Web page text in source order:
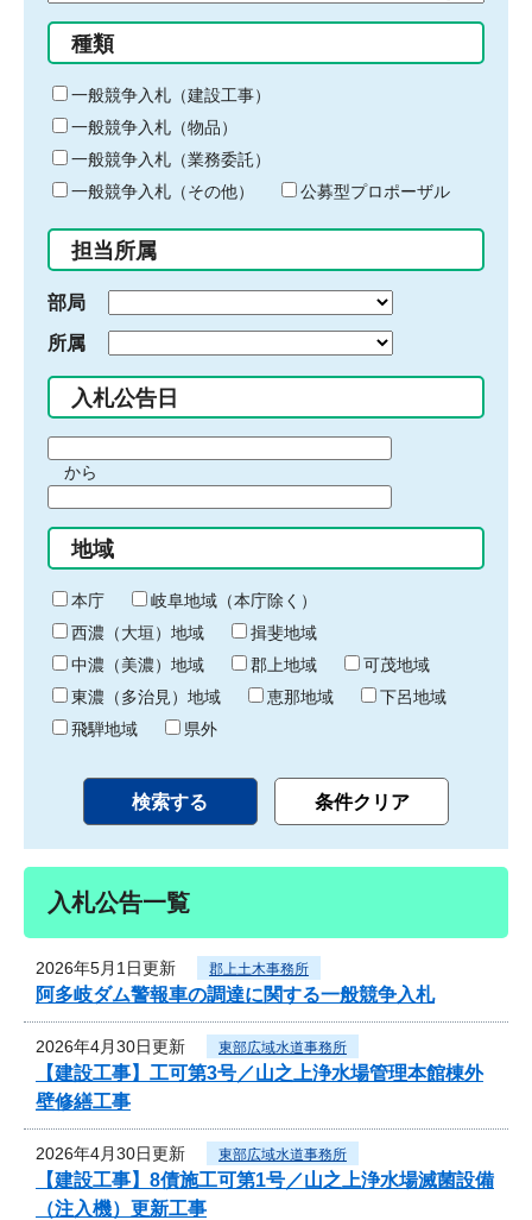
る
キ
ー
ワ
ー
ド
入
力
種類
一般競争入札（建設工事）
一般競争入札（物品）
一般競争入札（業務委託）
一般競争入札（その他）
公募型プロポーザル
担当所属
部局
所属
入札公告日
間
始
り
から
間
終
わ
り
地域
本庁
岐阜地域（本庁除く）
西濃（大垣）地域
揖斐地域
中濃（美濃）地域
郡上地域
可茂地域
東濃（多治見）地域
恵那地域
下呂地域
飛騨地域
県外
入札公告一覧
2026年5月1日更新 郡上土木事務所
阿多岐ダム警報車の調達に関する一般競争入札
2026年4月30日更新 東部広域水道事務所
【建設工事】工可第3号／山之上浄水場管理本館棟外
壁修繕工事
2026年4月30日更新 東部広域水道事務所
【建設工事】8債施工可第1号／山之上浄水場滅菌設備
（注入機）更新工事